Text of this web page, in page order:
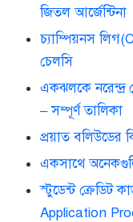
জিতল আর্জেন্টিনা
চ্যাম্পিয়নস
চেলসি
একঝলকে নরেন্দ্র
– সম্পূর্ণ তালিকা
প্রয়াত বলিউডের
একসাথে
স্টুডেন্ট ক্রেডিট
Application